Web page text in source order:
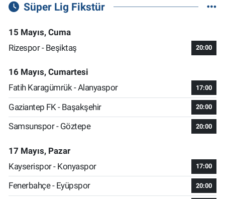
Süper Lig Fikstür
15 Mayıs, Cuma
Rizespor - Beşiktaş
20:00
16 Mayıs, Cumartesi
Fatih Karagümrük - Alanyaspor
17:00
Gaziantep FK - Başakşehir 20:00
Samsunspor - Göztepe 20:00
17 Mayıs, Pazar
Kayserispor - Konyaspor
17:00
Fenerbahçe - Eyüpspor 20:00